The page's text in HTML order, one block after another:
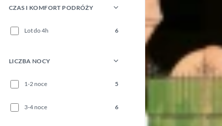
CZAS I KOMFORT PODRÓŻY
Lot do 4h 6
LICZBA NOCY
1-2 noce 5
3-4 noce 6